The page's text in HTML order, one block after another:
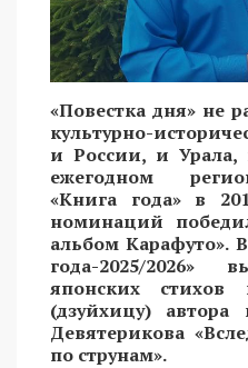
«Повестка дня» не
культурно-
и России, и Урала,
ежегодном
«Книга года» в
номинаций
альбом Карафуто».
года-2025/2026»
японских
(дзуйхицу)
Девятерикова
по струнам».